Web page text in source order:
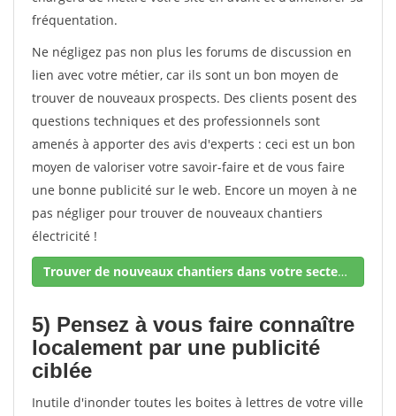
fréquentation.
Ne négligez pas non plus les forums de discussion en
lien avec votre métier, car ils sont un bon moyen de
trouver de nouveaux prospects. Des clients posent des
questions techniques et des professionnels sont
amenés à apporter des avis d'experts : ceci est un bon
moyen de valoriser votre savoir-faire et de vous faire
une bonne publicité sur le web. Encore un moyen à ne
pas négliger pour trouver de nouveaux chantiers
électricité !
Trouver de nouveaux chantiers dans votre secteur !
5) Pensez à vous faire connaître
localement par une publicité
ciblée
Inutile d'inonder toutes les boites à lettres de votre ville